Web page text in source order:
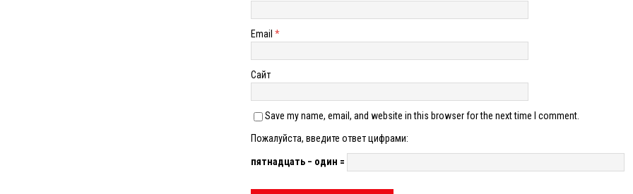
Email *
Сайт
Save my name, email, and website in this browser for the next time I comment.
Пожалуйста, введите ответ цифрами:
пятнадцать − один =